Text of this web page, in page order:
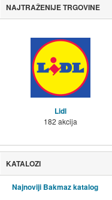
NAJTRAŽENIJE TRGOVINE
Lidl
182 akcija
KATALOZI
Najnoviji Bakmaz katalog